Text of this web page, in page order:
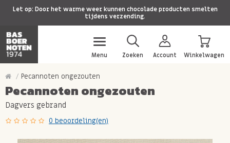
Let op: Door het warme weer kunnen chocolade producten smelten
tijdens verzending.
Menu Zoeken Account Winkelwagen
Pecannoten ongezouten
Pecannoten ongezouten
Dagvers gebrand
0 beoordeling(en)